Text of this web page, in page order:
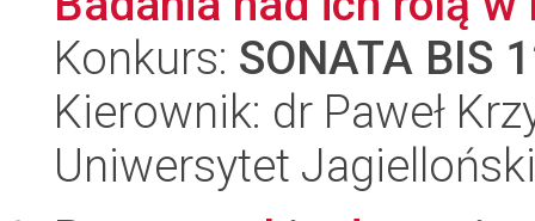
Konkurs: SONATA BIS
Kierownik: dr Paweł
Uniwersytet